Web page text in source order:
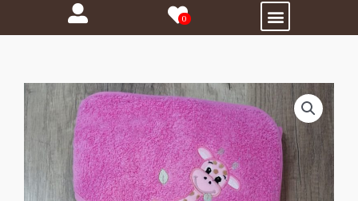
0 Menu